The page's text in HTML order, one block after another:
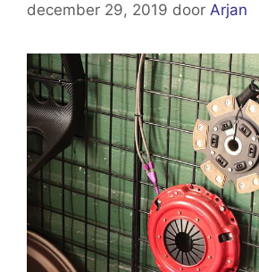
december 29, 2019 door Arjan